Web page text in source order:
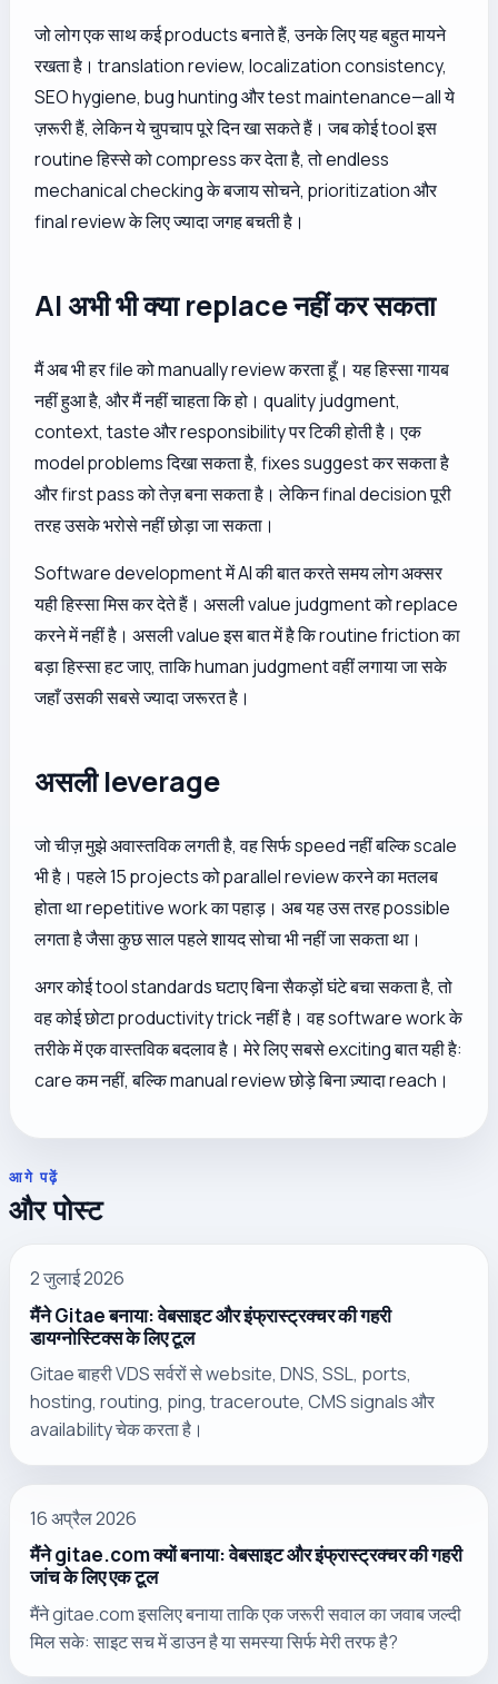
जो लोग एक साथ कई products बनाते हैं, उनके लिए यह बहुत मायने
रखता है। translation review, localization consistency,
SEO hygiene, bug hunting और test maintenance—all ये
ज़रूरी हैं, लेकिन ये चुपचाप पूरे दिन खा सकते हैं। जब कोई tool इस
routine हिस्से को compress कर देता है, तो endless
mechanical checking के बजाय सोचने, prioritization और
final review के लिए ज्यादा जगह बचती है।
AI अभी भी क्या replace नहीं कर सकता
मैं अब भी हर file को manually review करता हूँ। यह हिस्सा गायब
नहीं हुआ है, और मैं नहीं चाहता कि हो। quality judgment,
context, taste और responsibility पर टिकी होती है। एक
model problems दिखा सकता है, fixes suggest कर सकता है
और first pass को तेज़ बना सकता है। लेकिन final decision पूरी
तरह उसके भरोसे नहीं छोड़ा जा सकता।
Software development में AI की बात करते समय लोग अक्सर
यही हिस्सा मिस कर देते हैं। असली value judgment को replace
करने में नहीं है। असली value इस बात में है कि routine friction का
बड़ा हिस्सा हट जाए, ताकि human judgment वहीं लगाया जा सके
जहाँ उसकी सबसे ज्यादा जरूरत है।
असली leverage
जो चीज़ मुझे अवास्तविक लगती है, वह सिर्फ speed नहीं बल्कि scale
भी है। पहले 15 projects को parallel review करने का मतलब
होता था repetitive work का पहाड़। अब यह उस तरह possible
लगता है जैसा कुछ साल पहले शायद सोचा भी नहीं जा सकता था।
अगर कोई tool standards घटाए बिना सैकड़ों घंटे बचा सकता है, तो
वह कोई छोटा productivity trick नहीं है। वह software work के
तरीके में एक वास्तविक बदलाव है। मेरे लिए सबसे exciting बात यही है:
care कम नहीं, बल्कि manual review छोड़े बिना ज़्यादा reach।
आगे पढ़ें
और पोस्ट
2 जुलाई 2026
मैंने Gitae बनाया: वेबसाइट और इंफ्रास्ट्रक्चर की गहरी
डायग्नोस्टिक्स के लिए टूल
Gitae बाहरी VDS सर्वरों से website, DNS, SSL, ports,
hosting, routing, ping, traceroute, CMS signals और
availability चेक करता है।
16 अप्रैल 2026
मैंने gitae.com क्यों बनाया: वेबसाइट और इंफ्रास्ट्रक्चर की गहरी
जांच के लिए एक टूल
मैंने gitae.com इसलिए बनाया ताकि एक जरूरी सवाल का जवाब जल्दी
मिल सके: साइट सच में डाउन है या समस्या सिर्फ मेरी तरफ है?